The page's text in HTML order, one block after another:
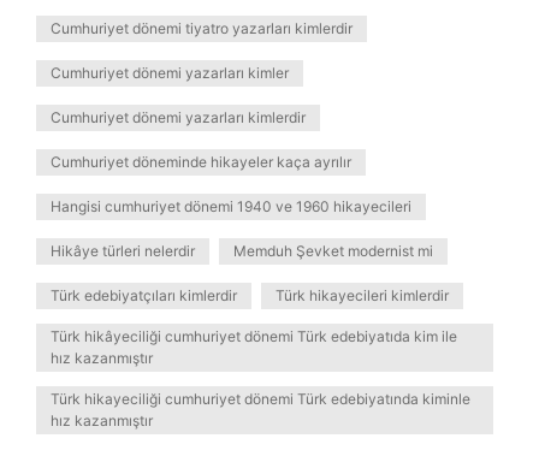
Cumhuriyet dönemi tiyatro yazarları kimlerdir
Cumhuriyet dönemi yazarları kimler
Cumhuriyet dönemi yazarları kimlerdir
Cumhuriyet döneminde hikayeler kaça ayrılır
Hangisi cumhuriyet dönemi 1940 ve 1960 hikayecileri
Hikâye türleri nelerdir Memduh Şevket modernist mi
Türk edebiyatçıları kimlerdir Türk hikayecileri kimlerdir
Türk hikâyeciliği cumhuriyet dönemi Türk edebiyatıda kim ile
hız kazanmıştır
Türk hikayeciliği cumhuriyet dönemi Türk edebiyatında kiminle
hız kazanmıştır